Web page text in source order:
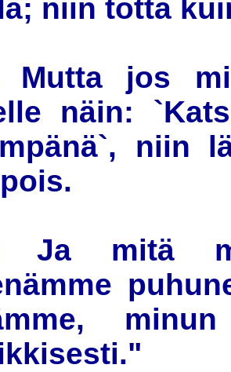
niin totta
Mutta jos
näin:
niin
Ja mitä